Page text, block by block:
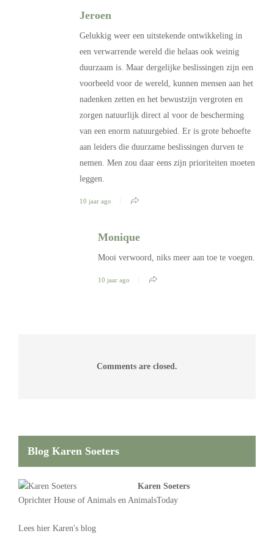
Jeroen
Gelukkig weer een uitstekende ontwikkeling in
een verwarrende wereld die helaas ook weinig
duurzaam is. Maar dergelijke beslissingen zijn een
voorbeeld voor de wereld, kunnen mensen aan het
nadenken zetten en het bewustzijn vergroten en
zorgen natuurlijk direct al voor de bescherming
van een enorm natuurgebied. Er is grote behoefte
aan leiders die duurzame beslissingen durven te
nemen. Men zou daar eens zijn prioriteiten moeten
leggen.
10 jaar ago
Monique
Mooi verwoord, niks meer aan toe te voegen.
10 jaar ago
Comments are closed.
Blog Karen Soeters
Karen Soeters
Oprichter House of Animals en AnimalsToday
Lees hier Karen's blog